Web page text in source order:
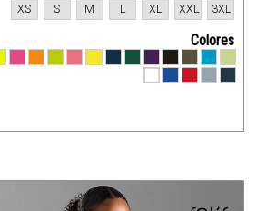
3XL
XXL
XL
L
M
S
XS
Colores